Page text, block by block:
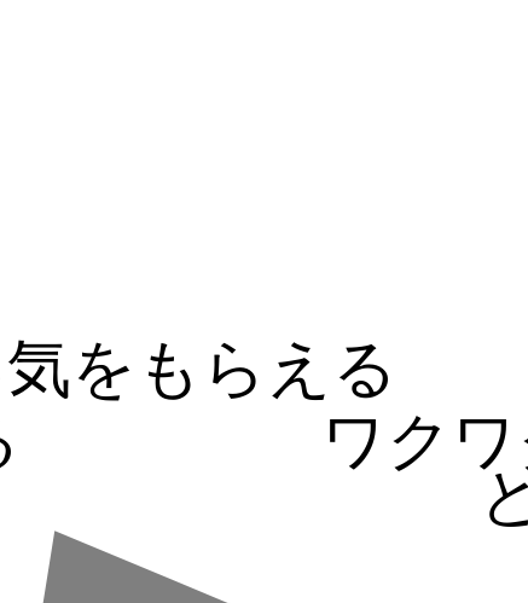
をもらえる
ワク